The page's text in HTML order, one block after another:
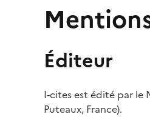
Éditeur
I-cites est édité par le
Puteaux, France).